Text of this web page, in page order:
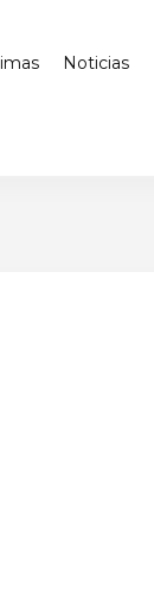
Noticias